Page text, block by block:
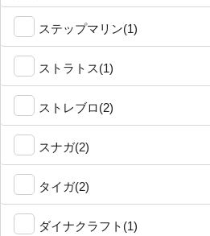
ステップマリン(1)
ストラトス(1)
ストレブロ(2)
スナガ(2)
タイガ(2)
ダイナクラフト(1)